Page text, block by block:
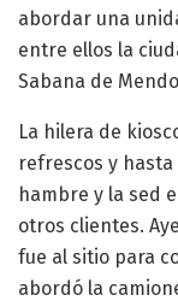
abordar una
entre ellos la
Sabana de
La hilera de
refrescos y
hambre y la sed
otros clientes.
fue al sitio para
abordó la